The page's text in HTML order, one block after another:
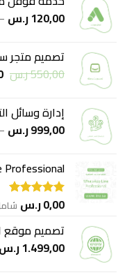
120,00ر.س
تصميم متجر
550,00ر.س
إدارة وسائل
999,00ر.س
Professional
تم التقييم
من 5 0,00ر.س
تصميم موقع
1.499,00ر.س